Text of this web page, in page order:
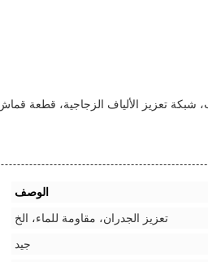
شبكة تعزيز الألياف الزجاجية، قطعة
الوصف
تعزيز الجدران، مقاومة للماء، الخ
جيد